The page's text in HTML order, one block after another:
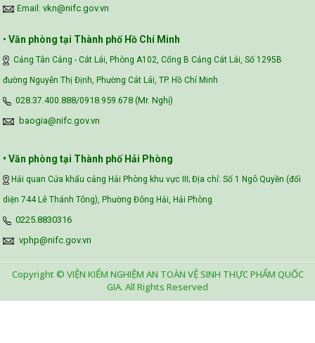
Email: vkn@nifc.gov.vn
• Văn phòng tại Thành phố Hồ Chí Minh
Cảng Tân Cảng - Cát Lái, Phòng A102, Cổng B Cảng Cát Lái, Số 1295B
đường Nguyễn Thị Định, Phường Cát Lái, TP. Hồ Chí Minh
028.37.400.888/0918.959.678 (Mr. Nghị)
baogia@nifc.gov.vn
• Văn phòng tại Thành phố Hải Phòng
Hải quan Cửa khẩu cảng Hải Phòng khu vực III; Địa chỉ: Số 1 Ngô Quyền (đối
diện 744 Lê Thánh Tông), Phường Đông Hải, Hải Phòng
0225.8830316
vphp@nifc.gov.vn
Copyright © VIỆN KIỂM NGHIỆM AN TOÀN VỆ SINH THỰC PHẨM QUỐC
GIA. All Rights Reserved